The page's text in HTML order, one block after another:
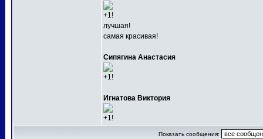
+1!
лучшая!
самая красивая!
Сипягина Анастасия
+1!
Игнатова Виктория
+1!
Показать сообщения: